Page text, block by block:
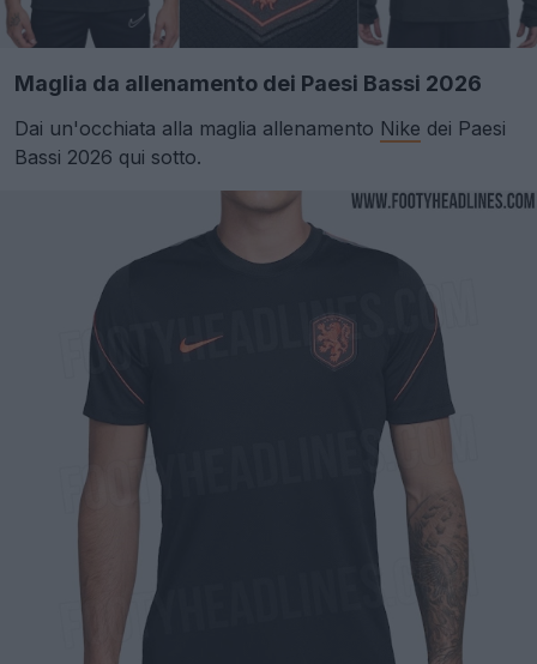
Maglia da allenamento dei Paesi Bassi 2026
Dai un'occhiata alla maglia allenamento Nike dei Paesi
Bassi 2026 qui sotto.